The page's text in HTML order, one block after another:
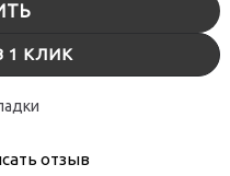
1 КЛИК
отзыв